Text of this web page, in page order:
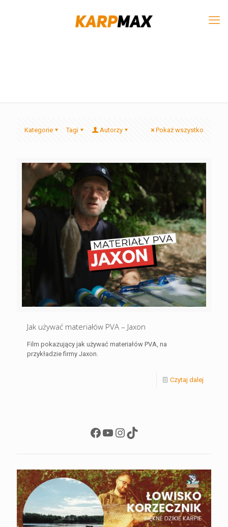
Kategorie Tagi Autorzy Pokaż wszystko
Jak używać materiałów PVA – Jaxon
Film pokazujący jak używać materiałów PVA, na
przykładzie firmy Jaxon.
Czytaj dalej
Facebook
YouTube
Instagram
TikTok